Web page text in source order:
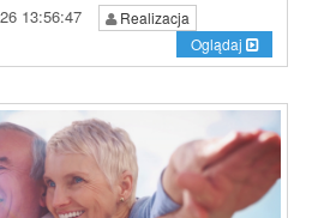
13:56:47
Realizacja
Oglądaj